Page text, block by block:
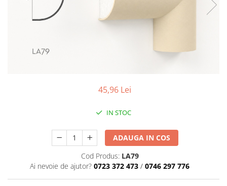
Baze coloane
Inele coloane
Capiteluri semicoloane
Trunchiuri semicoloane
Mulaje de interior
45,96 Lei
IN STOC
ADAUGA IN COS
Cod Produs: LA79
Ai nevoie de ajutor? 0723 372 473 / 0746 297 776